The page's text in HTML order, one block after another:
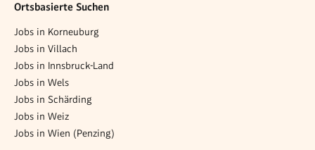
Ortsbasierte Suchen
Jobs in Korneuburg
Jobs in Villach
Jobs in Innsbruck-Land
Jobs in Wels
Jobs in Schärding
Jobs in Weiz
Jobs in Wien (Penzing)